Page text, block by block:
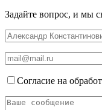
Задайте вопрос, и мы
Согласие на